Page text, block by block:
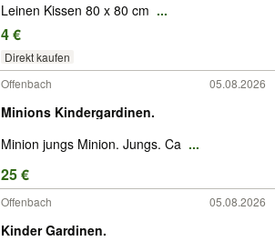
Leinen Kissen 80 x 80 cm ...
4 €
Direkt kaufen
Offenbach 05.08.2026
Minions Kindergardinen.
Minion jungs Minion. Jungs. Ca ...
25 €
Offenbach 05.08.2026
Kinder Gardinen.